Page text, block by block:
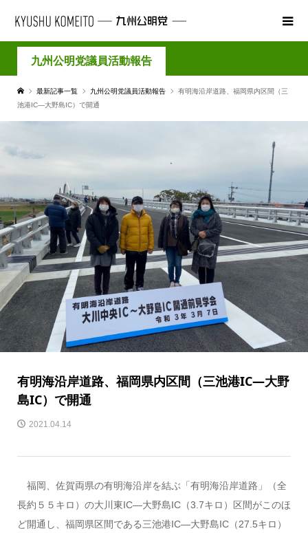
九州公明党議員活動報告
最新記事一覧 九州公明党議員活動報告
有明海沿岸道路、福岡県内区間（三
池港IC―大野島IC）で開通
有明海沿岸道路、福岡県内区間（三池港IC―大野
島IC）で開通
2021.04.14
福岡、佐賀両県の有明海沿岸を結ぶ「有明海沿岸道路」（全
長約５５キロ）の大川東IC―大野島IC（3.7キロ）区間がこのほ
ど開通し、福岡県区間である三池港IC―大野島IC（27.5キロ）